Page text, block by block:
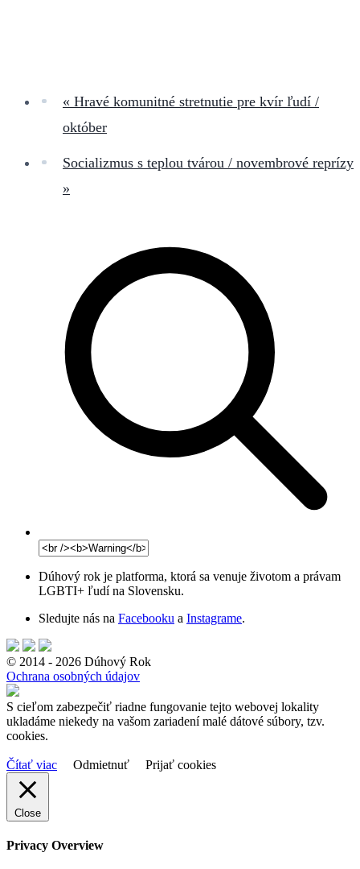
« Hravé komunitné stretnutie pre kvír ľudí /
október
Socializmus s teplou tvárou / novembrové reprízy
»
Dúhový rok je platforma, ktorá sa venuje životom a právam
LGBTI+ ľudí na Slovensku.
Sledujte nás na Facebooku a Instagrame.
© 2014 - 2026 Dúhový Rok
Ochrana osobných údajov
S cieľom zabezpečiť riadne fungovanie tejto webovej lokality
ukladáme niekedy na vašom zariadení malé dátové súbory, tzv.
cookies.
Čítať viac Odmietnuť Prijať cookies
Close
Privacy Overview